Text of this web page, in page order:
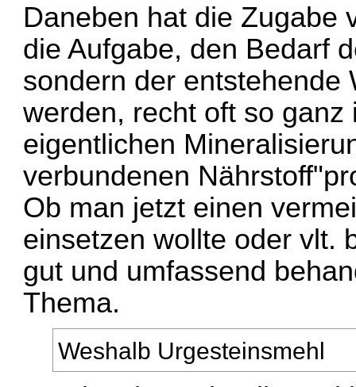
Daneben hat die Zugabe
die Aufgabe, den Bedarf
sondern der entstehende
werden, recht oft so
eigentlichen
verbundenen
Ob man jetzt einen
einsetzen wollte oder vlt.
gut und umfassend
Thema.
Weshalb Urgesteinsmehl